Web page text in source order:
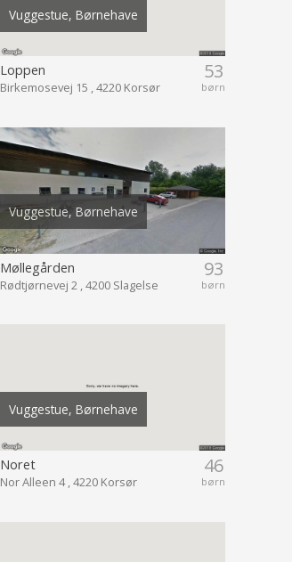
Vuggestue, Børnehave
53
børn
Loppen
Birkemosevej 15 , 4220 Korsør
Vuggestue, Børnehave
93
børn
Møllegården
Rødtjørnevej 2 , 4200 Slagelse
Vuggestue, Børnehave
46
børn
Noret
Nor Alleen 4 , 4220 Korsør